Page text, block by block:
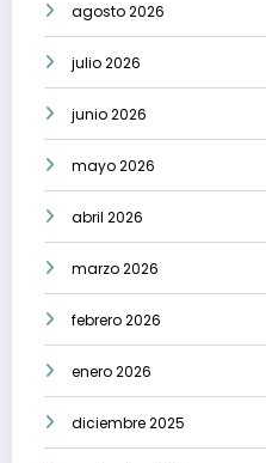
agosto 2026
julio 2026
junio 2026
mayo 2026
abril 2026
marzo 2026
febrero 2026
enero 2026
diciembre 2025